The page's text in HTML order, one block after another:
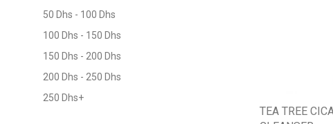
50 Dhs - 100 Dhs
100 Dhs - 150 Dhs
150 Dhs - 200 Dhs
200 Dhs - 250 Dhs
250 Dhs+
TEA TREE